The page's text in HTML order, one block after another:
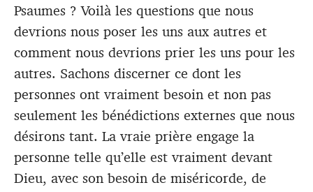
Psaumes ? Voilà les questions que nous
devrions nous poser les uns aux autres et
comment nous devrions prier les uns pour les
autres. Sachons discerner ce dont les
personnes ont vraiment besoin et non pas
seulement les bénédictions externes que nous
désirons tant. La vraie prière engage la
personne telle qu’elle est vraiment devant
Dieu, avec son besoin de miséricorde, de